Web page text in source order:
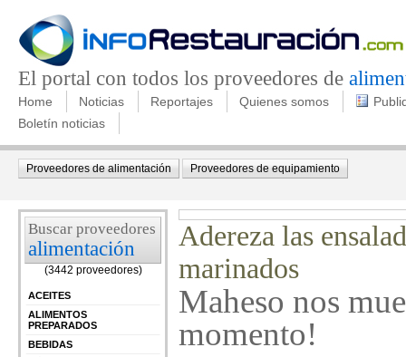
El portal con todos los proveedores de
Home Noticias Reportajes Quienes somos
Boletín noticias
Proveedores de alimentación Proveedores de equipamiento
Buscar proveedores
alimentación
(3442 proveedores)
ACEITES
ALIMENTOS
PREPARADOS
BEBIDAS
Adereza las
marinados
Maheso nos
momento!